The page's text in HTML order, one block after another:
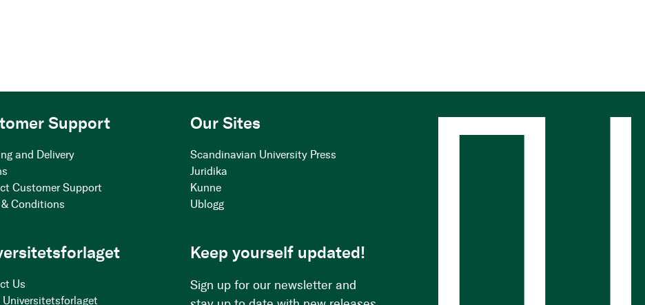
Support
and Delivery
Customer Support
& Conditions
Our Sites
Scandinavian University Press
Juridika
Kunne
Ublogg
Us
Keep yourself updated!
Sign up for our newsletter and